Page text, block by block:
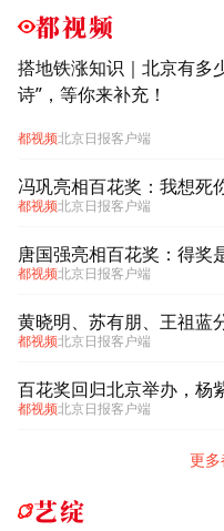
都视频
搭地铁涨知识｜北京有多
诗”，等你来补充！
都视频北京日报客户端
冯巩亮相百花奖：我想死
都视频北京日报客户端
都视频北京日报客户端
黄晓明、苏有朋、王祖蓝
都视频北京日报客户端
百花奖回归北京举办，杨
都视频北京日报客户端
更
艺绽